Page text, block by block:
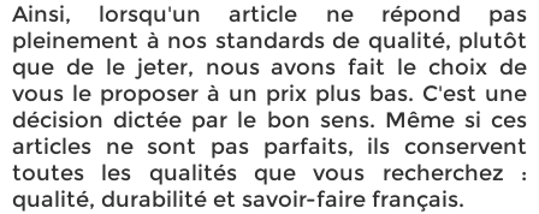
Ainsi, lorsqu'un article ne répond pas
pleinement à nos standards de qualité, plutôt
que de le jeter, nous avons fait le choix de
vous le proposer à un prix plus bas. C'est une
décision dictée par le bon sens. Même si ces
articles ne sont pas parfaits, ils conservent
toutes les qualités que vous recherchez :
qualité, durabilité et savoir-faire français.